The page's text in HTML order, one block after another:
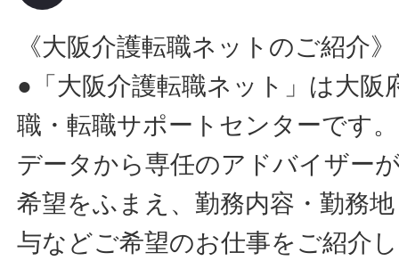
《大阪介護転職ネットのご紹介》
●「大阪介護転職ネット」は大阪
職・転職サポートセンターです
データから専任のアドバイザー
希望をふまえ、勤務内容・勤務
与などご希望のお仕事をご紹介